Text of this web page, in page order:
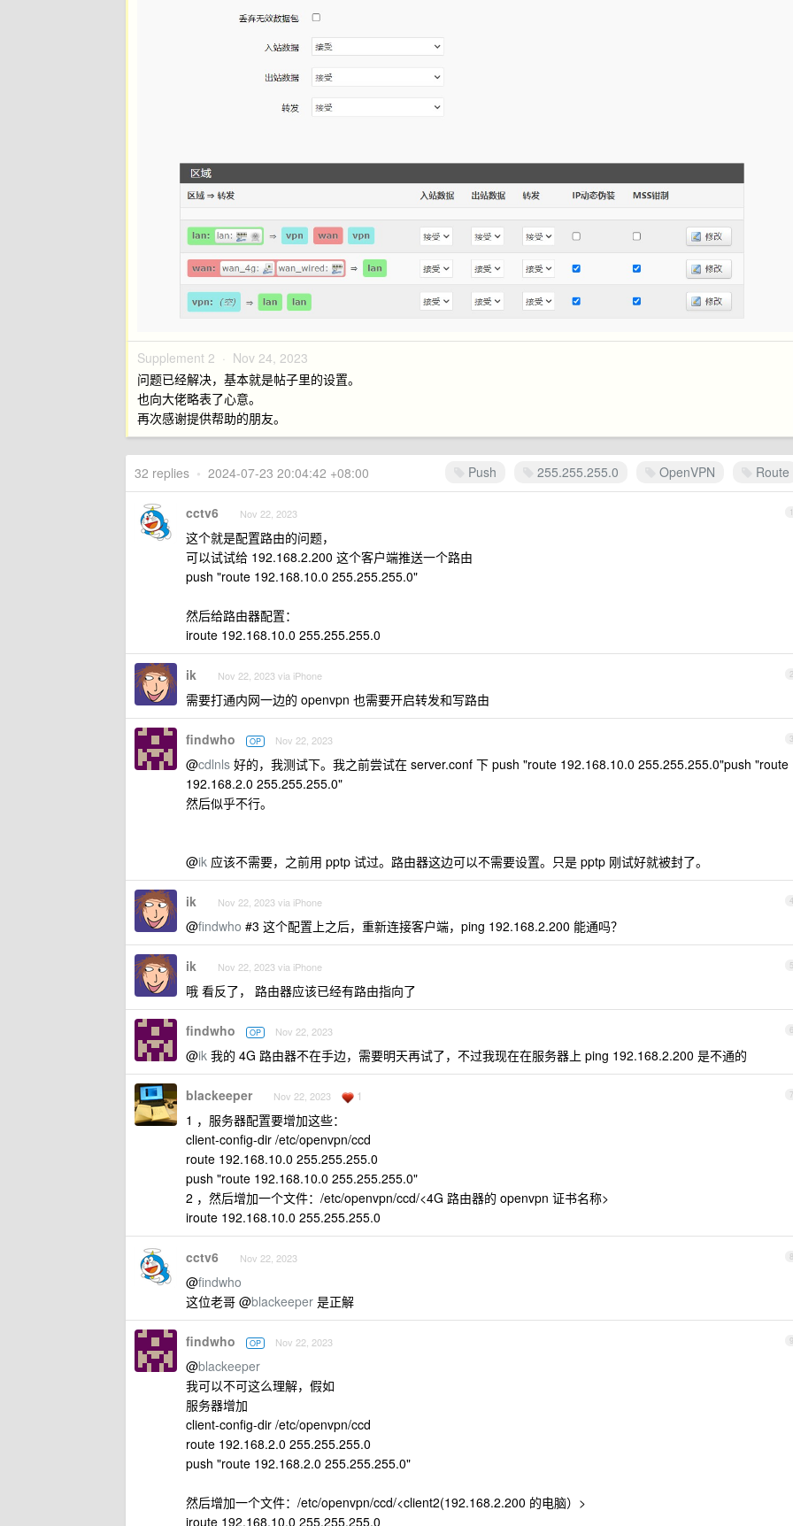
Supplement 2 · Nov 24, 2023
问题已经解决，基本就是帖子里的设置。
也向大佬略表了心意。
再次感谢提供帮助的朋友。
Push 255.255.255.0 OpenVPN Route
32 replies • 2024-07-23 20:04:42 +08:00
1
cctv6 Nov 22, 2023
这个就是配置路由的问题，
可以试试给 192.168.2.200 这个客户端推送一个路由
push "route 192.168.10.0 255.255.255.0"
然后给路由器配置：
iroute 192.168.10.0 255.255.255.0
2
ik Nov 22, 2023 via iPhone
需要打通内网一边的 openvpn 也需要开启转发和写路由
3
findwho OP Nov 22, 2023
@cdlnls 好的，我测试下。我之前尝试在 server.conf 下 push "route 192.168.10.0 255.255.255.0"push "route
192.168.2.0 255.255.255.0"
然后似乎不行。
@ik 应该不需要，之前用 pptp 试过。路由器这边可以不需要设置。只是 pptp 刚试好就被封了。
4
ik Nov 22, 2023 via iPhone
@findwho #3 这个配置上之后，重新连接客户端，ping 192.168.2.200 能通吗？
5
ik Nov 22, 2023 via iPhone
哦 看反了， 路由器应该已经有路由指向了
6
findwho OP Nov 22, 2023
@ik 我的 4G 路由器不在手边，需要明天再试了，不过我现在在服务器上 ping 192.168.2.200 是不通的
7
blackeeper Nov 22, 2023 1
1 ，服务器配置要增加这些：
client-config-dir /etc/openvpn/ccd
route 192.168.10.0 255.255.255.0
push "route 192.168.10.0 255.255.255.0"
2 ，然后增加一个文件：/etc/openvpn/ccd/<4G 路由器的 openvpn 证书名称>
iroute 192.168.10.0 255.255.255.0
8
cctv6 Nov 22, 2023
@findwho
这位老哥 @blackeeper 是正解
9
findwho OP Nov 22, 2023
@blackeeper
我可以不可这么理解，假如
服务器增加
client-config-dir /etc/openvpn/ccd
route 192.168.2.0 255.255.255.0
push "route 192.168.2.0 255.255.255.0"
然后增加一个文件：/etc/openvpn/ccd/<client2(192.168.2.200 的电脑）>
iroute 192.168.10.0 255.255.255.0